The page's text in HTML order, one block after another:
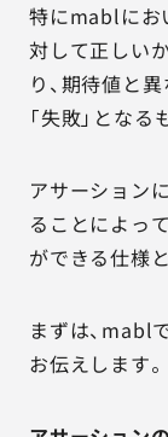
特にmablにお
対して正しい
り、期待値と
「失敗」とな
アサーション
ることによっ
ができる仕様
まずは、mabl
お伝えします。